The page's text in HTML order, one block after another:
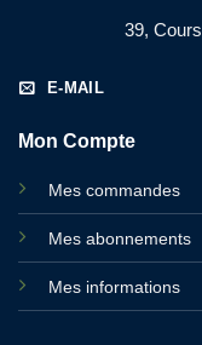
39,
E-MAIL
Mon Compte
Mes commandes
Mes abonnements
Mes informations